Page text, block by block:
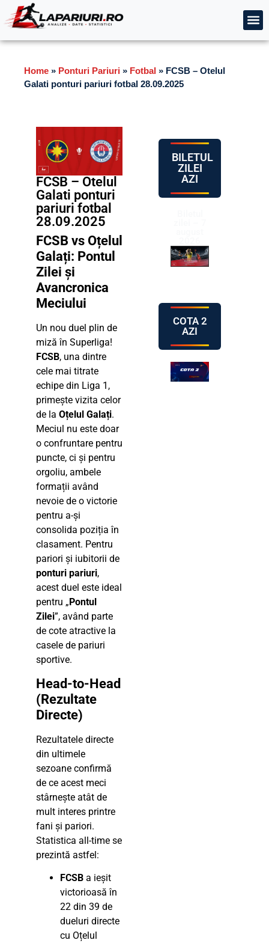
Home » Ponturi Pariuri » Fotbal » FCSB – Otelul
Galati ponturi pariuri fotbal 28.09.2025
FCSB – Otelul
Galati ponturi
pariuri fotbal
28.09.2025
FCSB vs Oțelul
Galați: Pontul
Zilei și
Avancronica
Meciului
Un nou duel plin de
miză în Superliga!
FCSB, una dintre
cele mai titrate
echipe din Liga 1,
primește vizita celor
de la Oțelul Galați.
Meciul nu este doar
o confruntare pentru
puncte, ci și pentru
orgoliu, ambele
formații având
nevoie de o victorie
pentru a-și
consolida poziția în
clasament. Pentru
pariori și iubitorii de
ponturi pariuri,
acest duel este ideal
pentru „ Pontul
Zilei”, având parte
de cote atractive la
casele de pariuri
sportive.
Head-to-Head
(Rezultate
Directe)
Rezultatele directe
din ultimele
sezoane confirmă
de ce acest meci
stârnește atât de
mult interes printre
fani și pariori.
Statistica all-time se
prezintă astfel:
FCSB a ieșit
victorioasă în
22 din 39 de
dueluri directe
cu Oțelul
BILETUL
ZILEI
AZI
COTA 2
AZI